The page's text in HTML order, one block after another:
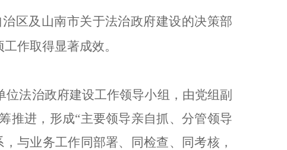
区及山南市关于法治政府建设的决策部
作取得显著成效。
位法治政府建设工作领导小组，由党组副
推进，形成“主要领导亲自抓、分管领导
与业务工作同部署、同检查、同考核，